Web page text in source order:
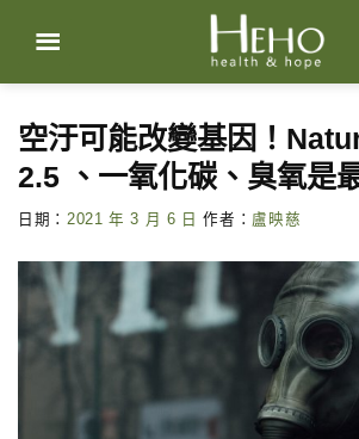
content
空汙可能改變基因！
2.5 、一氧化碳、臭氧是
日期： 2021 年 3 月 6 日 作者： 盧映慈